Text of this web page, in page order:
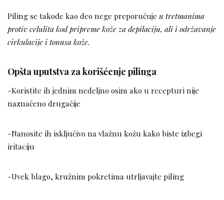
Piling se takođe kao deo nege preporučuje u tretmanima
protiv celulita kod pripreme kože za depilaciju, ali i održavanje
cirkulacije i tonusa kože.
Opšta uputstva za korišćenje pilinga
-Koristite ih jednim nedeljno osim ako u recepturi nije
naznačeno drugačije
-Nanosite ih isključivo na vlažnu kožu kako biste izbegi
iritaciju
-Uvek blago, kružnim pokretima utrljavajte piling